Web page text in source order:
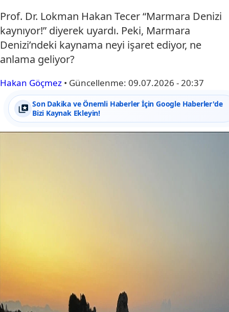
Prof. Dr. Lokman Hakan Tecer “Marmara Denizi
kaynıyor!” diyerek uyardı. Peki, Marmara
Denizi’ndeki kaynama neyi işaret ediyor, ne
anlama geliyor?
Hakan Göçmez • Güncellenme: 09.07.2026 - 20:37
Son Dakika ve Önemli Haberler İçin Google Haberler'de
Bizi Kaynak Ekleyin!